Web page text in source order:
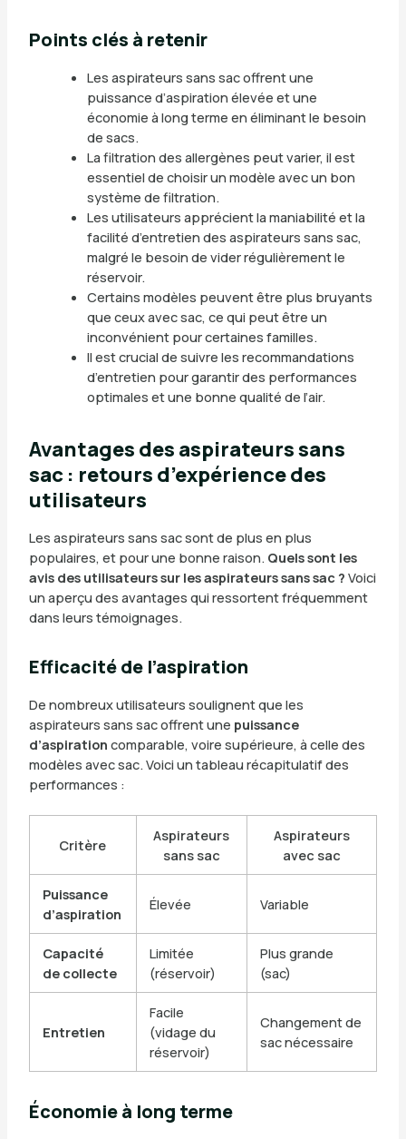
Points clés à retenir
Les aspirateurs sans sac offrent une
puissance d’aspiration élevée et une
économie à long terme en éliminant le besoin
de sacs.
La filtration des allergènes peut varier, il est
essentiel de choisir un modèle avec un bon
système de filtration.
Les utilisateurs apprécient la maniabilité et la
facilité d’entretien des aspirateurs sans sac,
malgré le besoin de vider régulièrement le
réservoir.
Certains modèles peuvent être plus bruyants
que ceux avec sac, ce qui peut être un
inconvénient pour certaines familles.
Il est crucial de suivre les recommandations
d’entretien pour garantir des performances
optimales et une bonne qualité de l’air.
Avantages des aspirateurs sans
sac : retours d’expérience des
utilisateurs
Les aspirateurs sans sac sont de plus en plus
populaires, et pour une bonne raison. Quels sont les
avis des utilisateurs sur les aspirateurs sans sac ? Voici
un aperçu des avantages qui ressortent fréquemment
dans leurs témoignages.
Efficacité de l’aspiration
De nombreux utilisateurs soulignent que les
aspirateurs sans sac offrent une puissance
d’aspiration comparable, voire supérieure, à celle des
modèles avec sac. Voici un tableau récapitulatif des
performances :
Critère
Aspirateurs
sans sac
Aspirateurs
avec sac
Puissance
d’aspiration
Élevée Variable
Capacité
de collecte
Limitée
(réservoir)
Plus grande
(sac)
Entretien
Facile
(vidage du
réservoir)
Changement de
sac nécessaire
Économie à long terme